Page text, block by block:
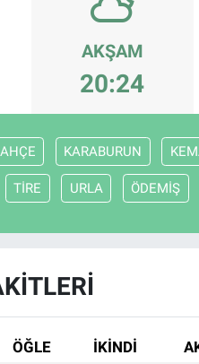
AKŞAM
20:24
KARABURUN
TİRE URLA ÖDEMİŞ
ÖĞLE İKINDI